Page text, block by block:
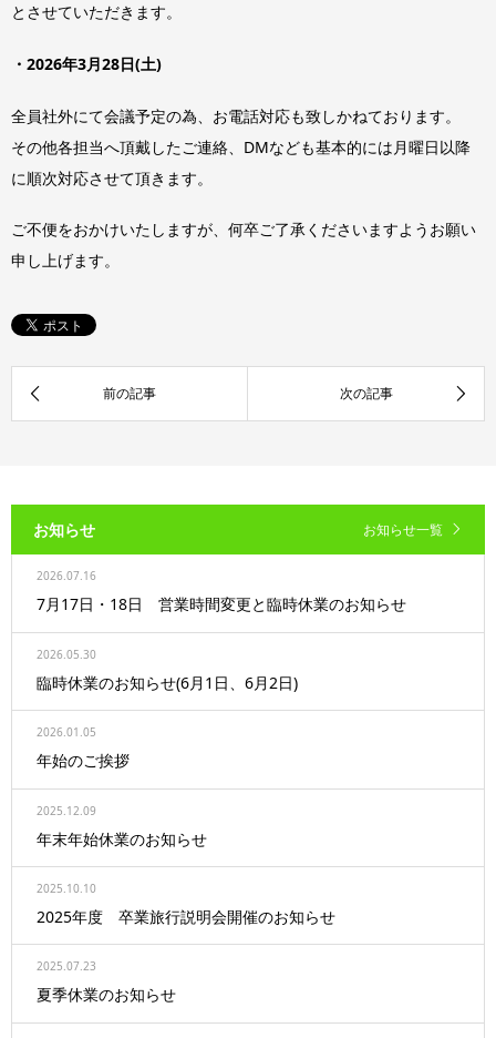
とさせていただきます。
・2026年3月28日(土)
全員社外にて会議予定の為、お電話対応も致しかねております。
その他各担当へ頂戴したご連絡、DMなども基本的には月曜日以降
に順次対応させて頂きます。
ご不便をおかけいたしますが、何卒ご了承くださいますようお願い
申し上げます。
お知らせ お知らせ一覧
2026.07.16
7月17日・18日 営業時間変更と臨時休業のお知らせ
2026.05.30
臨時休業のお知らせ(6月1日、6月2日)
2026.01.05
年始のご挨拶
2025.12.09
年末年始休業のお知らせ
2025.10.10
2025年度 卒業旅行説明会開催のお知らせ
2025.07.23
夏季休業のお知らせ